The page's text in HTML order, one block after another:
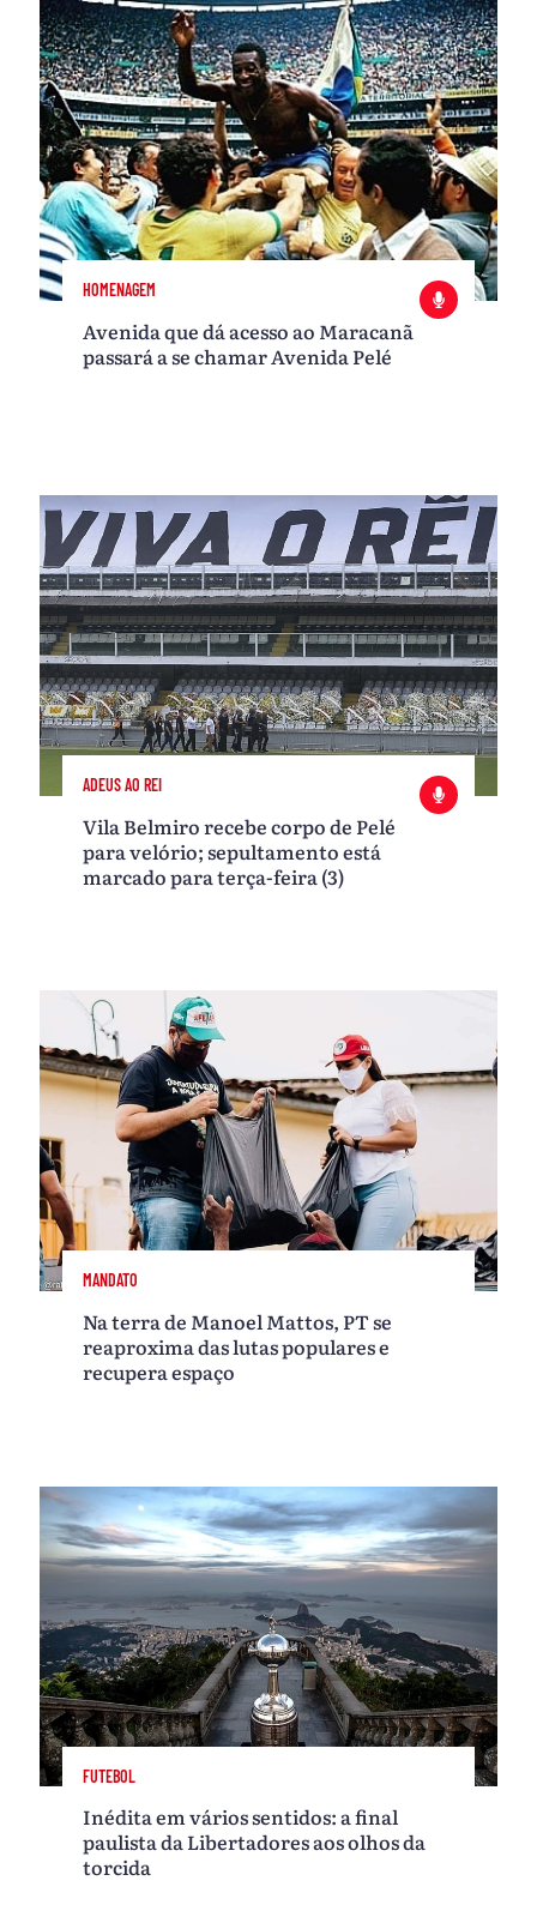
HOMENAGEM
Avenida que dá acesso ao Maracanã
passará a se chamar Avenida Pelé
ADEUS AO REI
Vila Belmiro recebe corpo de Pelé
para velório; sepultamento está
marcado para terça-feira (3)
MANDATO
Na terra de Manoel Mattos, PT se
reaproxima das lutas populares e
recupera espaço
FUTEBOL
Inédita em vários sentidos: a final
paulista da Libertadores aos olhos da
torcida